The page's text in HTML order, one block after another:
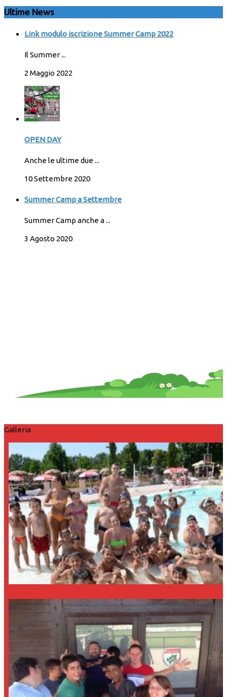
Ultime News
Link modulo iscrizione Summer Camp 2022
Il Summer ...
2 Maggio 2022
OPEN DAY
Anche le ultime due ...
10 Settembre 2020
Summer Camp a Settembre
Summer Camp anche a ...
3 Agosto 2020
Galleria